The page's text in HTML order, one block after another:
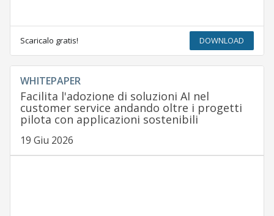
Scaricalo gratis! DOWNLOAD
WHITEPAPER
Facilita l'adozione di soluzioni AI nel
customer service andando oltre i progetti
pilota con applicazioni sostenibili
19 Giu 2026